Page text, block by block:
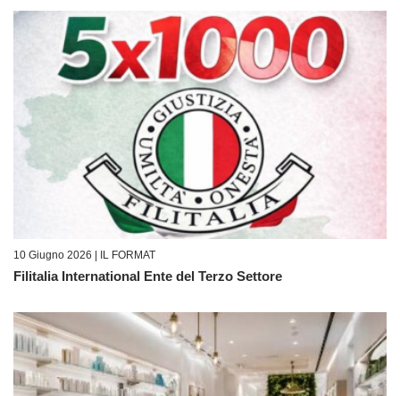
10 Giugno 2026 | IL FORMAT
Filitalia International Ente del Terzo Settore